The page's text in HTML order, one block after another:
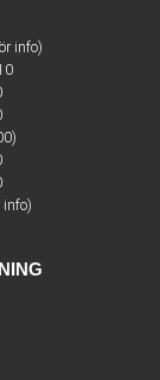
info)
info)